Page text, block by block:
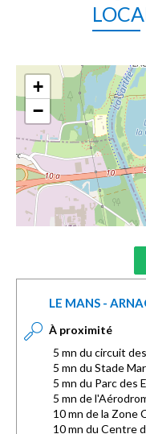
+
−
LE MANS -
À proximité
5 mn du circuit
5 mn du Stade
5 mn du Parc des
5 mn de
10 mn de la Zone
10 mn du Centre